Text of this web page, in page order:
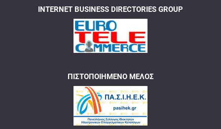
INTERNET BUSINESS DIRECTORIES GROUP
ΠΙΣΤΟΠΟΙΗΜΈΝΟ ΜΈΛΟΣ